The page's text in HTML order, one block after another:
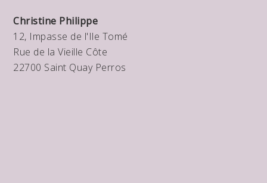
Christine Philippe
12, Impasse de l'Ile Tomé
Rue de la Vieille Côte
22700 Saint Quay Perros